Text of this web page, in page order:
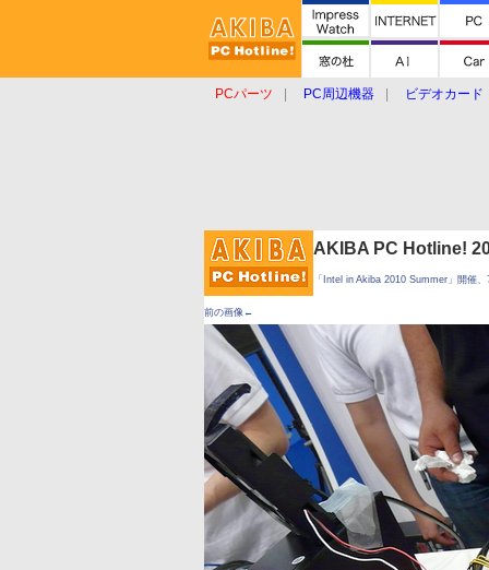
PCパーツ PC周辺機器
ビデオカード
AKIBA PC Hotline!
「Intel in Akiba 2010 Summer」開催
前の画像←